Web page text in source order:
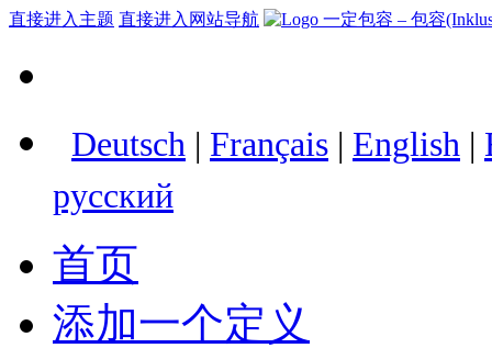
直接进入主题 直接进入网站导航
Deutsch | Français | English |
русский
首页
添加一个定义